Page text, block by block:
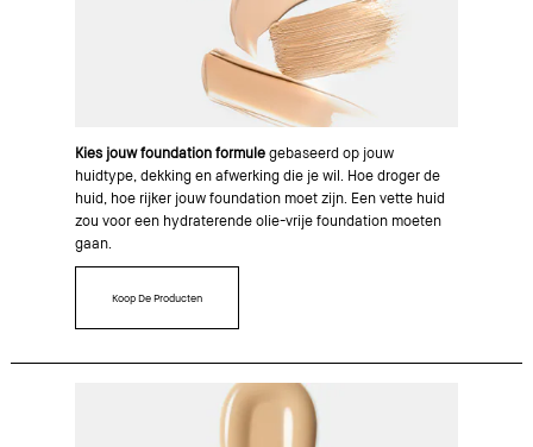
Kies jouw foundation formulegebaseerd op jouw
huidtype, dekking en afwerking die je wil. Hoe droger de
huid, hoe rijker jouw foundation moet zijn. Een vette huid
zou voor een hydraterende olie-vrije foundation moeten
gaan.
Koop De Producten